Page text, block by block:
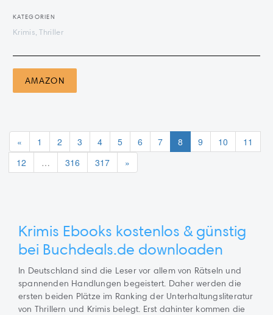
KATEGORIEN
Krimis, Thriller
AMAZON
« 1 2 3 4 5 6 7 8 9 10
11
12
… 316 317 »
Krimis Ebooks kostenlos & günstig
bei Buchdeals.de downloaden
In Deutschland sind die Leser vor allem von Rätseln und
spannenden Handlungen begeistert. Daher werden die
ersten beiden Plätze im Ranking der Unterhaltungsliteratur
von Thrillern und Krimis belegt. Erst dahinter kommen die